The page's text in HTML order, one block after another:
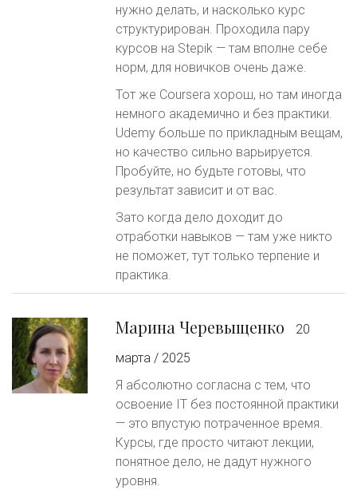
нужно делать, и насколько курс
структурирован. Проходила пару
курсов на Stepik — там вполне себе
норм, для новичков очень даже.
Тот же Coursera хорош, но там иногда
немного академично и без практики.
Udemy больше по прикладным вещам,
но качество сильно варьируется.
Пробуйте, но будьте готовы, что
результат зависит и от вас.
Зато когда дело доходит до
отработки навыков — там уже никто
не поможет, тут только терпение и
практика.
Марина Черевыщенко
20
марта / 2025
Я абсолютно согласна с тем, что
освоение IT без постоянной практики
— это впустую потраченное время.
Курсы, где просто читают лекции,
понятное дело, не дадут нужного
уровня.